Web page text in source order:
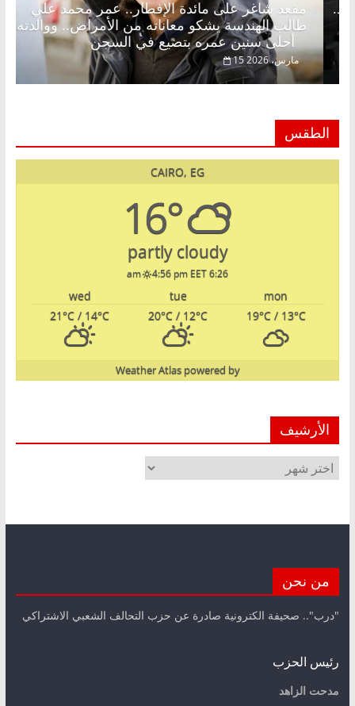
مقعد شاغر على
طالب الهندسة
أحلى سنين عمره بتضيع في السجن
15 مارس، 2026
وبلكونة بلا زينة رمضان.. د.
خبير اقتصادي في انتظار حلم
الطقس
CAIRO, EG
16°
partly cloudy
6:26 am
4:56 pm EET
mon
tue
wed
19°C/ 13°C
20°C / 12°C
21°C / 14°C
powered by
Weather Atlas
الأرشيف
الأرشيف
من نحن
"درب".. صحيفة الكترونية صادرة عن حزب التحالف الشعبي الاشتراكي
رئيس الحزب
مدحت الزاهد